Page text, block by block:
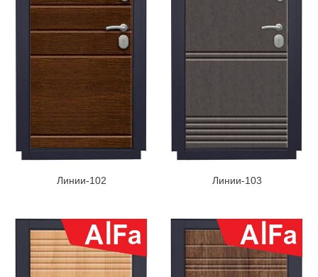
Линии-102 Линии-103